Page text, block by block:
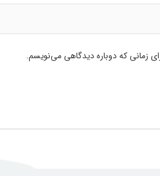
زمانی که دوباره دیدگاهی می‌نویسم.